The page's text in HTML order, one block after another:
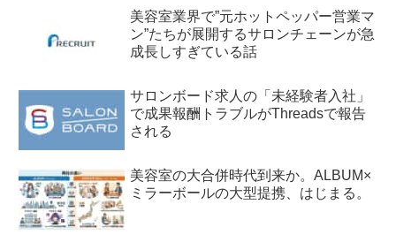
美容室業界で”元ホットペッパー営業マ
ン”たちが展開するサロンチェーンが急
成長しすぎている話
サロンボード求人の「未経験者入社」
で成果報酬トラブルがThreadsで報告
される
美容室の大合併時代到来か。ALBUM×
ミラーボールの大型提携、はじまる。